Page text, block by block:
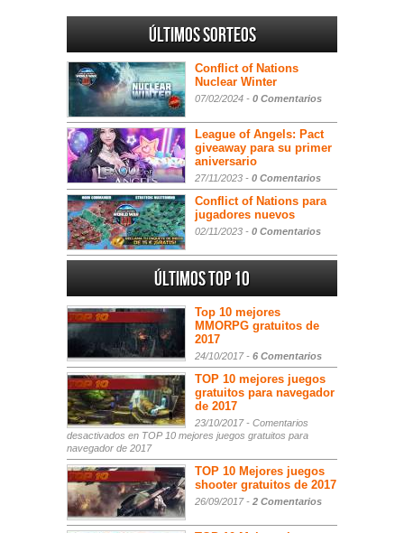
Últimos sorteos
Conflict of Nations
Nuclear Winter
07/02/2024 - 0 Comentarios
League of Angels: Pact
giveaway para su primer
aniversario
27/11/2023 - 0 Comentarios
Conflict of Nations para
jugadores nuevos
02/11/2023 - 0 Comentarios
Últimos Top 10
Top 10 mejores
MMORPG gratuitos de
2017
24/10/2017 - 6 Comentarios
TOP 10 mejores juegos
gratuitos para navegador
de 2017
23/10/2017 - Comentarios
desactivados en TOP 10 mejores juegos gratuitos para
navegador de 2017
TOP 10 Mejores juegos
shooter gratuitos de 2017
26/09/2017 - 2 Comentarios